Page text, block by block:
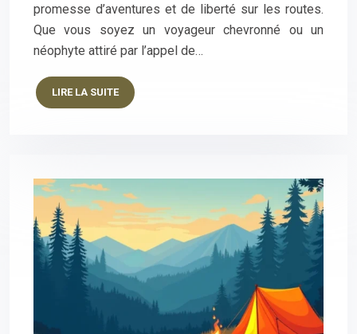
promesse d’aventures et de liberté sur les routes.
Que vous soyez un voyageur chevronné ou un
néophyte attiré par l’appel de…
LIRE LA SUITE